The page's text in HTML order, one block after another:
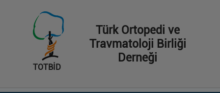
TOTBİD
Türk Ortopedi ve
Travmatoloji Birliği
Derneği